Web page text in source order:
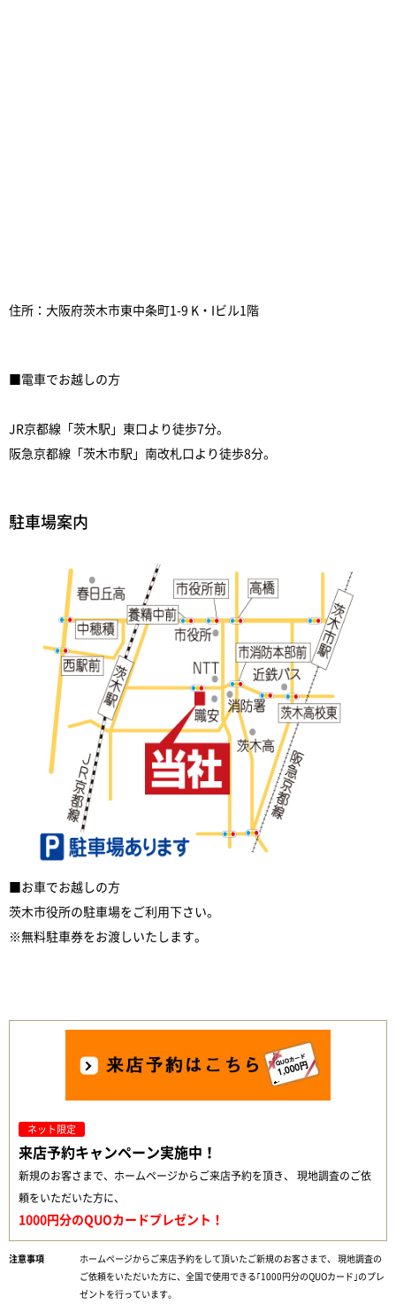
住所：大阪府茨木市東中条町1-9 K・Iビル1階
■電車でお越しの方
JR京都線「茨木駅」東口より徒歩7分。
阪急京都線「茨木市駅」南改札口より徒歩8分。
駐車場案内
■お車でお越しの方
茨木市役所の駐車場をご利用下さい。
※無料駐車券をお渡しいたします。
ネット限定
来店予約キャンペーン実施中！
新規のお客さまで、ホームページからご来店予約を頂き、 現地調査のご依
頼をいただいた方に、
1000円分のQUOカードプレゼント！
ホームページからご来店予約をして頂いたご新規のお客さまで、 現地調査の
ご依頼をいただいた方に、全国で使用できる｢1000円分のQUOカード｣のプレ
ゼントを行っています。